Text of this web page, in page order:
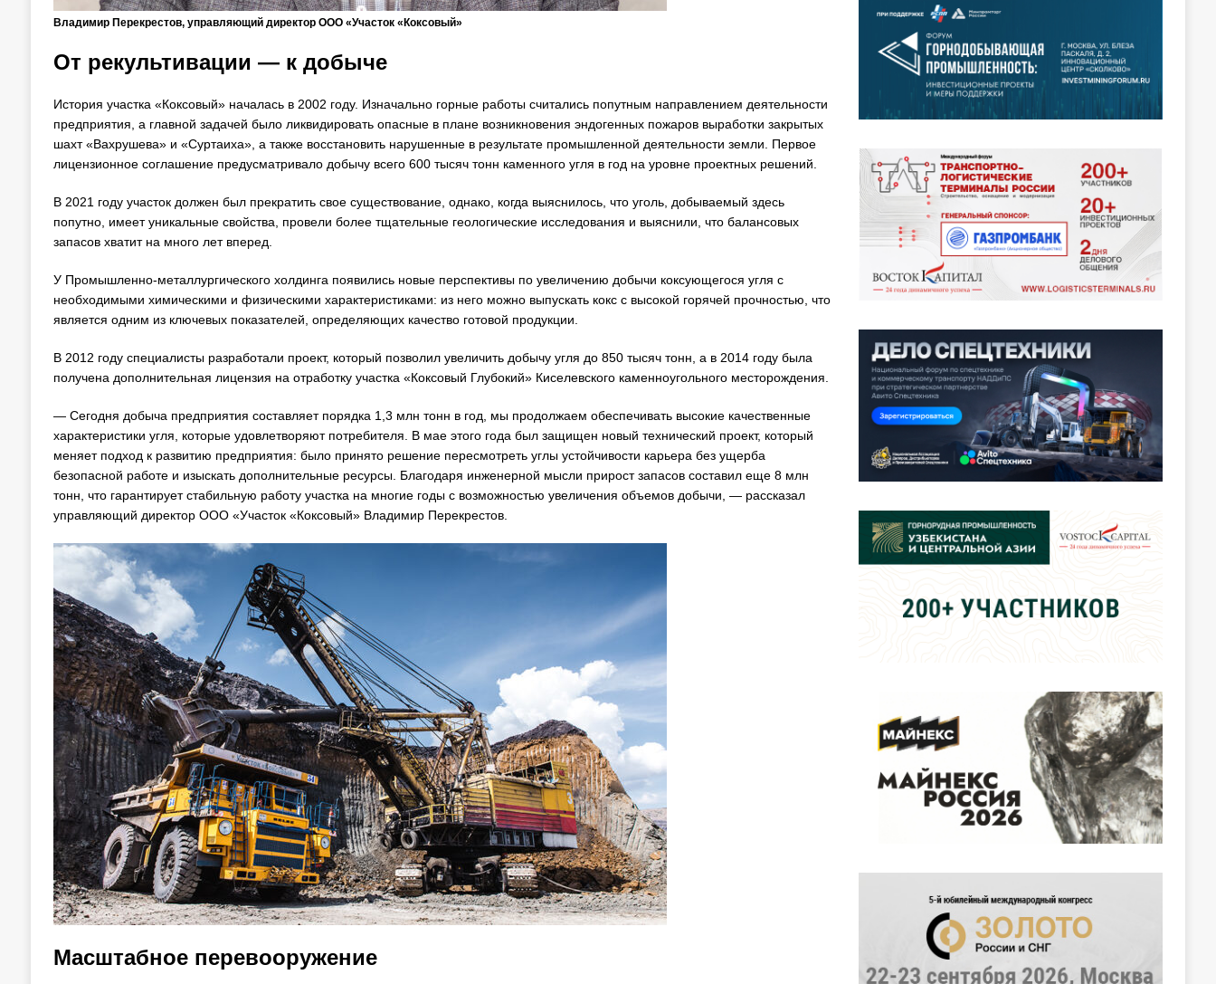
Владимир Перекрестов, управляющий директор ООО «Участок «Коксовый»
От рекультивации — к добыче
История участка «Коксовый» началась в 2002 году. Изначально горные работы считались попутным направлением деятельности
предприятия, а главной задачей было ликвидировать опасные в плане возникновения эндогенных пожаров выработки закрытых
шахт «Вахрушева» и «Суртаиха», а также восстановить нарушенные в результате промышленной деятельности земли. Первое
лицензионное соглашение предусматривало добычу всего 600 тысяч тонн каменного угля в год на уровне проектных решений.
В 2021 году участок должен был прекратить свое существование, однако, когда выяснилось, что уголь, добываемый здесь
попутно, имеет уникальные свойства, провели более тщательные геологические исследования и выяснили, что балансовых
запасов хватит на много лет вперед.
У Промышленно-металлургического холдинга появились новые перспективы по увеличению добычи коксующегося угля с
необходимыми химическими и физическими характеристиками: из него можно выпускать кокс с высокой горячей прочностью, что
является одним из ключевых показателей, определяющих качество готовой продукции.
В 2012 году специалисты разработали проект, который позволил увеличить добычу угля до 850 тысяч тонн, а в 2014 году была
получена дополнительная лицензия на отработку участка «Коксовый Глубокий» Киселевского каменноугольного месторождения.
— Сегодня добыча предприятия составляет порядка 1,3 млн тонн в год, мы продолжаем обеспечивать высокие качественные
характеристики угля, которые удовлетворяют потребителя. В мае этого года был защищен новый технический проект, который
меняет подход к развитию предприятия: было принято решение пересмотреть углы устойчивости карьера без ущерба
безопасной работе и изыскать дополнительные ресурсы. Благодаря инженерной мысли прирост запасов составил еще 8 млн
тонн, что гарантирует стабильную работу участка на многие годы с возможностью увеличения объемов добычи, — рассказал
управляющий директор ООО «Участок «Коксовый» Владимир Перекрестов.
Масштабное перевооружение